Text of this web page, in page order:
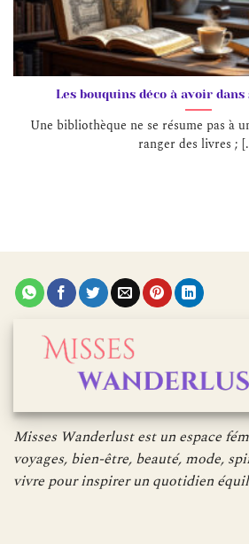
Les bouquins déco à avoir
Une bibliothèque ne se résume pas à
ranger des livres ;
Misses Wanderlust est un espace
voyages, bien-être, beauté, mode,
vivre pour inspirer un quotidien